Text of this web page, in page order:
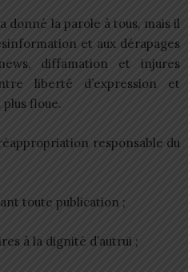
donné la parole à tous, mais il
et aux dérapages
diffamation et injures
liberté d’expression et
floue.
responsable du
toute publication ;
à la dignité d’autrui ;